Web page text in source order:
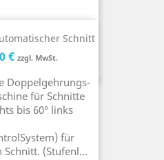
Schnitt
€ zzgl. MwSt.Preis
Doppelgehrungs-
für Schnitte
bis 60° links
für
(Stufenl...